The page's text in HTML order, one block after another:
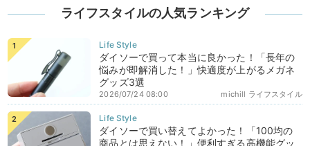
ライフスタイルの人気ランキング
ダイソーで買って本当に良かった！「長年の
悩みが即解消した！」快適度が上がるメガネ
グッズ3選
michill ライフスタイル
2026/07/24 08:00
ダイソーで買い替えてよかった！「100均の
商品とは思えない！」便利すぎる高機能グッ